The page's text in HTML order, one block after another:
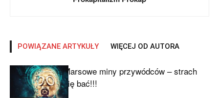
POWIĄZANE ARTYKUŁY WIĘCEJ OD AUTORA
Marsowe miny przywódców – strach
się bać!!!